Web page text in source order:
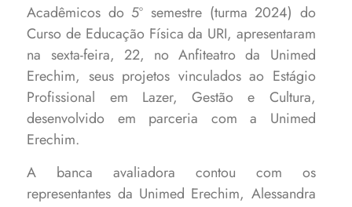
Acadêmicos do 5º semestre (turma 2024) do
Curso de Educação Física da URI, apresentaram
na sexta-feira, 22, no Anfiteatro da Unimed
Erechim, seus projetos vinculados ao Estágio
Profissional em Lazer, Gestão e Cultura,
desenvolvido em parceria com a Unimed
Erechim.
A banca avaliadora contou com os
representantes da Unimed Erechim, Alessandra